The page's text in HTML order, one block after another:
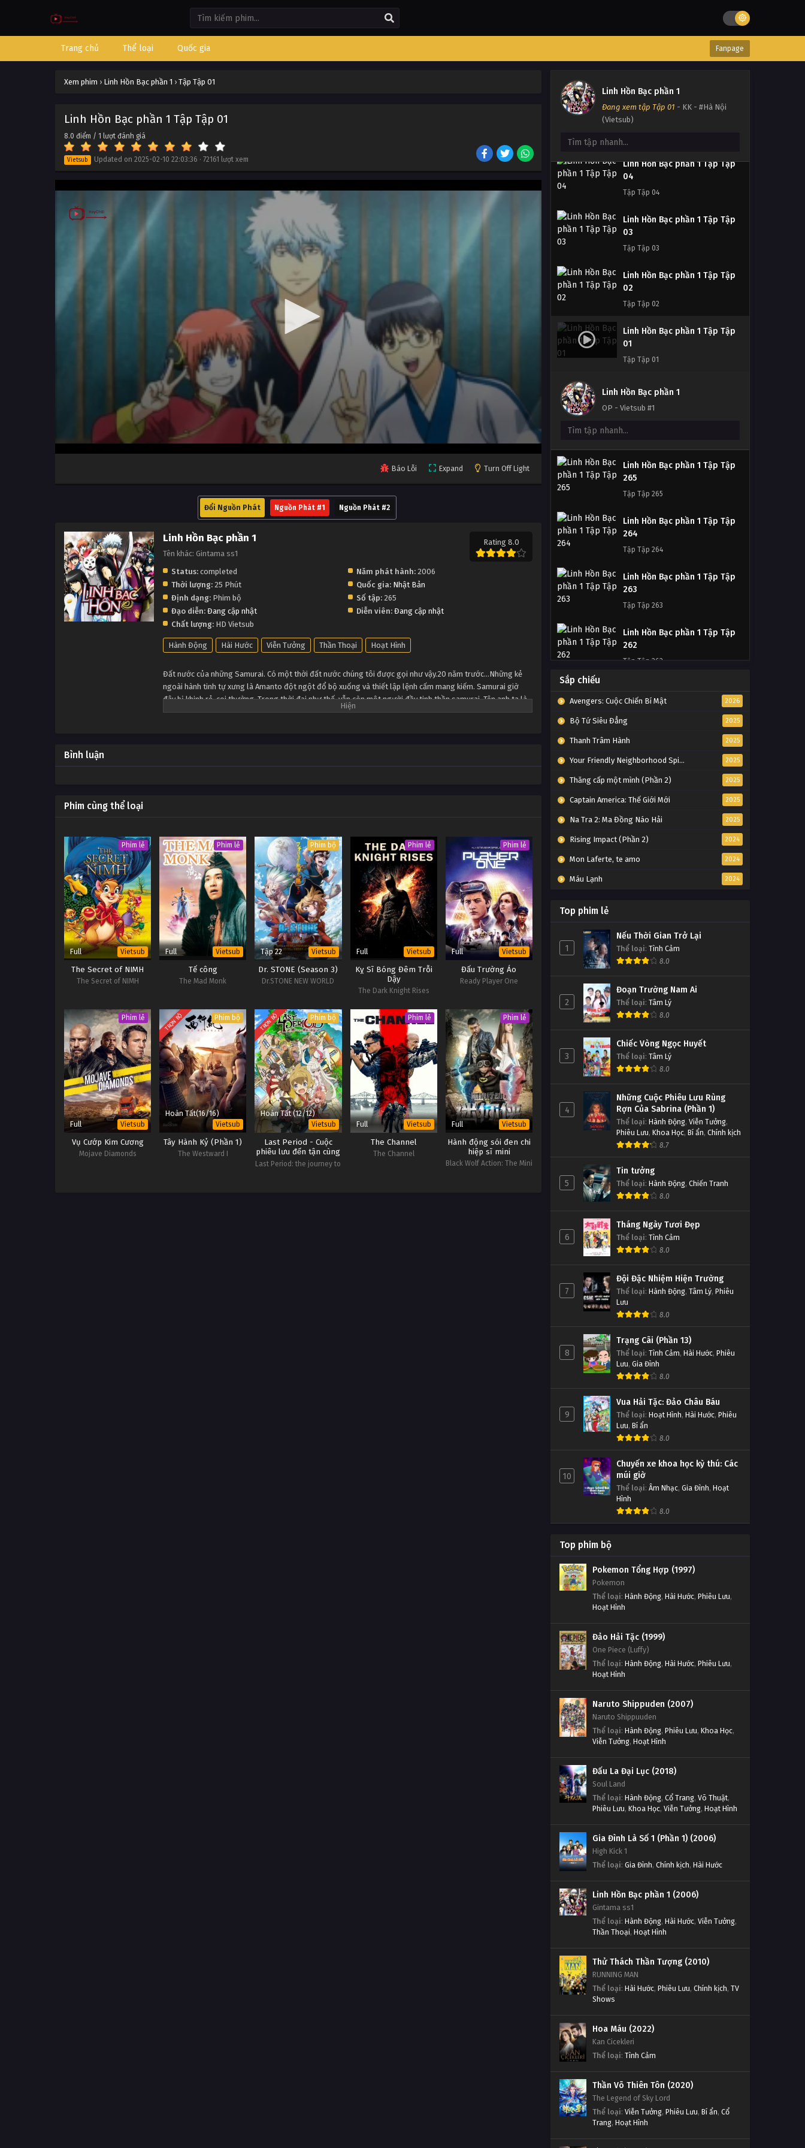
Trang chủ Thể loại Quốc gia Fanpage
Xem phim › Linh Hồn Bạc phần 1 › Tập Tập 01
Linh Hồn Bạc phần 1 Tập Tập 01
8.0 điểm / 1 lượt đánh giá
Vietsub Updated on 2025-02-10 22:03:36 · 72161 lượt xem
Báo Lỗi Expand Turn Off Light
Đổi Nguồn Phát Nguồn Phát #1 Nguồn Phát #2
Linh Hồn Bạc phần 1
Tên khác: Gintama ss1
Rating 8.0
Status: completed Năm phát hành:2006
Thời lượng: 25 Phút Quốc gia: Nhật Bản
Định dạng: Phim bộ Số tập:265
Đạo diễn: Đang cập nhật Diễn viên: Đang cập nhật
Chất lượng: HD Vietsub
Hành Động Hài Hước Viễn Tưởng Thần Thoại Hoạt Hình
Đất nước của những Samurai. Có một thời đất nước chúng tôi được gọi như vậy.20 năm trước…Những kẻ
ngoài hành tinh tự xưng là Amanto đột ngột đổ bộ xuống và thiết lập lệnh cấm mang kiếm. Samurai giờ
đây bị khinh rẻ, coi thường. Trong thời đại như thế, vẫn còn một người đầy tinh thần samurai. Tên anh ta là
Sakata Gintoki. Và tôi, Shimura Shinpachi, cùng Kagura-chan vì một số việc đưa đẩy mà bắt đầu làm việc
Bình luận
Phim cùng thể loại
Phim lẻ
Full Vietsub
The Secret of NIMH
The Secret of NIMH
Phim lẻ
Full Vietsub
Tế công
The Mad Monk
Phim bộ
Tập 22 Vietsub
Dr. STONE (Season 3)
Dr.STONE NEW WORLD
Phim lẻ
Full Vietsub
Kỵ Sĩ Bóng Đêm Trỗi
Dậy
The Dark Knight Rises
Phim lẻ
Full Vietsub
Đấu Trường Ảo
Ready Player One
Phim lẻ
Full Vietsub
Vụ Cướp Kim Cương
Mojave Diamonds
TRỌN BỘ Phim bộ
Hoàn Tất(16/16)
Vietsub
Tây Hành Kỷ (Phần 1)
The Westward I
TRỌN BỘ Phim bộ
Hoàn Tất (12/12)
Vietsub
Last Period - Cuộc
phiêu lưu đến tận cùng
tuyệt vọng
Last Period: the journey to
Phim lẻ
Full Vietsub
The Channel
The Channel
Phim lẻ
Full Vietsub
Hành động sói đen chi
hiệp sĩ mini
Black Wolf Action: The Mini
Linh Hồn Bạc phần 1
Đang xem tập Tập 01 - KK - #Hà Nội
(Vietsub)
Linh Hồn Bạc phần 1 Tập Tập
Linh Hồn Bạc phần 1 Tập Tập
05
Linh Hồn Bạc phần 1 Tập Tập
04
Tập Tập 04
Linh Hồn Bạc phần 1 Tập Tập
03
Tập Tập 03
Linh Hồn Bạc phần 1 Tập Tập
02
Tập Tập 02
Linh Hồn Bạc phần 1 Tập Tập
01
Tập Tập 01
Linh Hồn Bạc phần 1
OP - Vietsub #1
Linh Hồn Bạc phần 1 Tập Tập
265
Tập Tập 265
Linh Hồn Bạc phần 1 Tập Tập
264
Tập Tập 264
Linh Hồn Bạc phần 1 Tập Tập
263
Tập Tập 263
Linh Hồn Bạc phần 1 Tập Tập
262
Tập Tập 262
261
Tập Tập 261
Linh Hồn Bạc phần 1 Tập Tập
260
Linh Hồn Bạc phần 1 Tập Tập
Linh Hồn Bạc phần 1 Tập Tập
257
Tập Tập 257
Linh Hồn Bạc phần 1 Tập Tập
Tập Tập 256
Tập Tập 255
Tập Tập 254
Linh Hồn Bạc phần 1 Tập Tập
253
Linh Hồn Bạc phần 1 Tập Tập
252
Tập Tập 252
Linh Hồn Bạc phần 1 Tập Tập
Tập Tập 251
Linh Hồn Bạc phần 1 Tập Tập
250
Linh Hồn Bạc phần 1 Tập Tập
249
Linh Hồn Bạc phần 1 Tập Tập
248
Tập Tập 248
Linh Hồn Bạc phần 1 Tập Tập
247
Tập Tập 247
Linh Hồn Bạc phần 1 Tập Tập
Linh Hồn Bạc phần 1 Tập Tập
245
Tập Tập 245
Linh Hồn Bạc phần 1 Tập Tập
244
Tập Tập 244
243
Tập Tập 243
Linh Hồn Bạc phần 1 Tập Tập
Tập Tập 242
Linh Hồn Bạc phần 1 Tập Tập
241
Tập Tập 241
Linh Hồn Bạc phần 1 Tập Tập
239
Linh Hồn Bạc phần 1 Tập Tập
238
Linh Hồn Bạc phần 1 Tập Tập
237
Tập Tập 237
Linh Hồn Bạc phần 1 Tập Tập
236
Tập Tập 236
Sắp chiếu
Avengers: Cuộc Chiến Bí Mật 2026
Bộ Tứ Siêu Đẳng 2025
Thanh Trâm Hành 2025
Your Friendly Neighborhood Spider-Man 2025
Thăng cấp một mình (Phần 2) 2025
Captain America: Thế Giới Mới 2025
Na Tra 2: Ma Đồng Náo Hải 2025
Rising Impact (Phần 2) 2024
Mon Laferte, te amo 2024
Máu Lạnh 2024
Top phim lẻ
1
Nếu Thời Gian Trở Lại
Thể loại: Tình Cảm
8.0
2
Đoạn Trường Nam Ai
Thể loại: Tâm Lý
8.0
3
Chiếc Vòng Ngọc Huyết
Thể loại: Tâm Lý
8.0
4
Những Cuộc Phiêu Lưu Rùng
Rợn Của Sabrina (Phần 1)
Thể loại: Hành Động, Viễn Tưởng,
Phiêu Lưu, Khoa Học, Bí ẩn, Chính kịch
8.7
5
Tin tưởng
Thể loại: Hành Động, Chiến Tranh
8.0
6
Tháng Ngày Tươi Đẹp
Thể loại: Tình Cảm
8.0
7
Đội Đặc Nhiệm Hiện Trường
Thể loại: Hành Động, Tâm Lý, Phiêu
Lưu
8.0
8
Trạng Cãi (Phần 13)
Thể loại: Tình Cảm, Hài Hước, Phiêu
Lưu, Gia Đình
8.0
9
Vua Hải Tặc: Đảo Châu Báu
Thể loại: Hoạt Hình, Hài Hước, Phiêu
Lưu, Bí ẩn
8.0
10
Chuyến xe khoa học kỳ thú: Các
múi giờ
Thể loại: Âm Nhạc, Gia Đình, Hoạt
Hình
8.0
Top phim bộ
Pokemon Tổng Hợp (1997)
Pokemon
Thể loại: Hành Động, Hài Hước, Phiêu Lưu,
Hoạt Hình
Đảo Hải Tặc (1999)
One Piece (Luffy)
Thể loại: Hành Động, Hài Hước, Phiêu Lưu,
Hoạt Hình
Naruto Shippuden (2007)
Naruto Shippuuden
Thể loại: Hành Động, Phiêu Lưu, Khoa Học,
Viễn Tưởng, Hoạt Hình
Đấu La Đại Lục (2018)
Soul Land
Thể loại: Hành Động, Cổ Trang, Võ Thuật,
Phiêu Lưu, Khoa Học, Viễn Tưởng, Hoạt Hình
Gia Đình Là Số 1 (Phần 1) (2006)
High Kick 1
Thể loại: Gia Đình, Chính kịch, Hài Hước
Linh Hồn Bạc phần 1 (2006)
Gintama ss1
Thể loại: Hành Động, Hài Hước, Viễn Tưởng,
Thần Thoại, Hoạt Hình
Thử Thách Thần Tượng (2010)
RUNNING MAN
Thể loại: Hài Hước, Phiêu Lưu, Chính kịch, TV
Shows
Hoa Máu (2022)
Kan Cicekleri
Thể loại: Tình Cảm
Thần Võ Thiên Tôn (2020)
The Legend of Sky Lord
Thể loại: Viễn Tưởng, Phiêu Lưu, Bí ẩn, Cổ
Trang, Hoạt Hình